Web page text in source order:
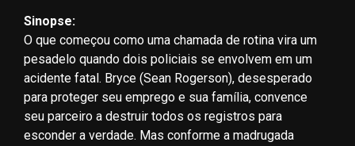
Sinopse:
O que começou como uma chamada de rotina vira um
pesadelo quando dois policiais se envolvem em um
acidente fatal. Bryce (Sean Rogerson), desesperado
para proteger seu emprego e sua família, convence
seu parceiro a destruir todos os registros para
esconder a verdade. Mas conforme a madrugada